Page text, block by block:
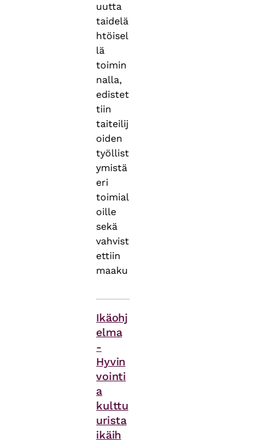
uutta
taidelä
htöisel
lä
toimin
nalla,
edistet
tiin
taiteilij
oiden
työllist
ymistä
eri
toimial
oille
sekä
vahvist
ettiin
maaku
Ikäohj
elma
-
Hyvin
vointi
a
kulttu
urista
ikäih